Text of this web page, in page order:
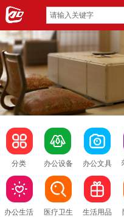
分类 办公设备 办公文具
办公生活 生活用品
医疗卫生